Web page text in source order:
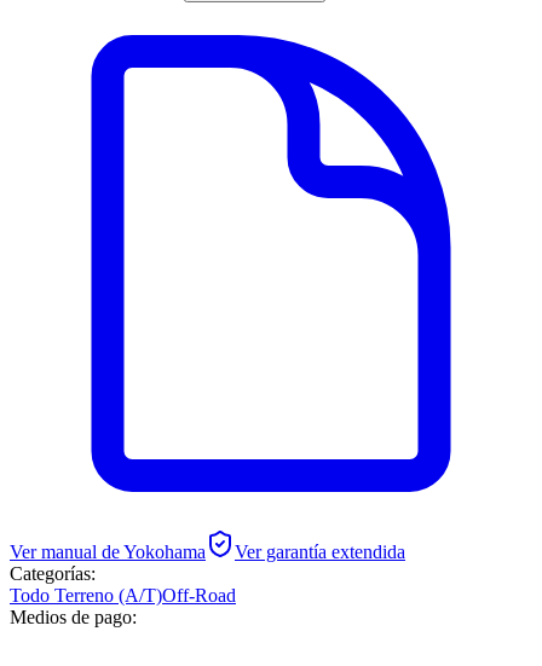
Ver manual deYokohama
Ver garantía extendida
Categorías:
Todo Terreno (A/T)Off-Road
Medios de pago: